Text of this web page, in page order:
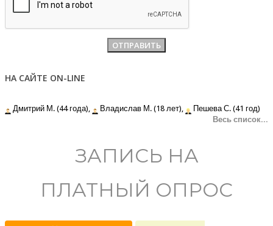
НА САЙТЕ ON-LINE
Дмитрий М. (44 года), Владислав М. (18 лет),
Пешева С. (41 год)
Весь список...
ЗАПИСЬ НА
ПЛАТНЫЙ ОПРОС